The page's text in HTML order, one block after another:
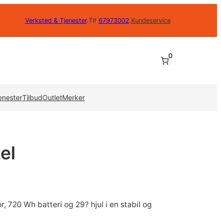
Verksted & Tjenester.Tlf 67973002.Kundeservice
0
TilbudOutletMerker
720 Wh batteri og 29? hjul i en stabil og